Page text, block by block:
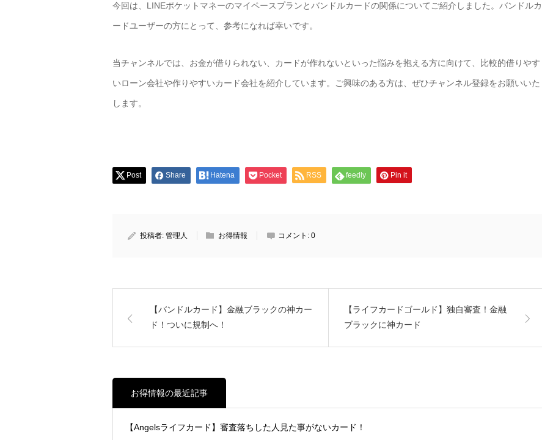
今回は、LINEポケットマネーのマイペースプランとバンドルカードの関係についてご紹介しました。バンドルカ
ードユーザーの方にとって、参考になれば幸いです。
当チャンネルでは、お金が借りられない、カードが作れないといった悩みを抱える方に向けて、比較的借りやす
いローン会社や作りやすいカード会社を紹介しています。ご興味のある方は、ぜひチャンネル登録をお願いいた
します。
Post Share Hatena Pocket RSS feedly Pin it
投稿者: 管理人 お得情報 コメント: 0
【バンドルカード】金融ブラックの神カー
ド！ついに規制へ！
【ライフカードゴールド】独自審査！金融
ブラックに神カード
お得情報の最近記事
【Angelsライフカード】審査落ちした人見た事がないカード！